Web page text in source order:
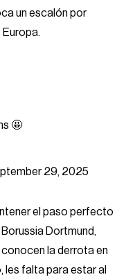
un escalón por
🤩
29, 2025
el paso perfecto
Dortmund,
la derrota en
les falta para estar al